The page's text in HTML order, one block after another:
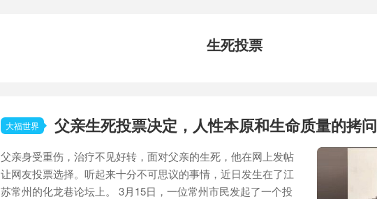
生死投票
大福世界 父亲生死投票决定，人性本原和生命质量的拷问
父亲身受重伤，治疗不见好转，面对父亲的生死，他在网上发帖
让网友投票选择。听起来十分不可思议的事情，近日发生在了江
苏常州的化龙巷论坛上。 3月15日，一位常州市民发起了一个投